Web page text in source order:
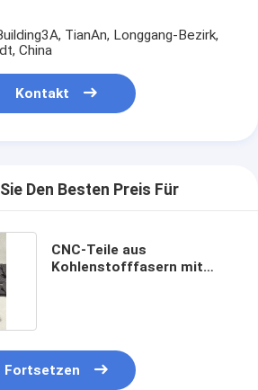
TianAn, Longgang-Bezirk,
China
Kontakt
Den Besten Preis Für
CNC-Teile aus
Kohlenstofffasern mit
Fortsetzen